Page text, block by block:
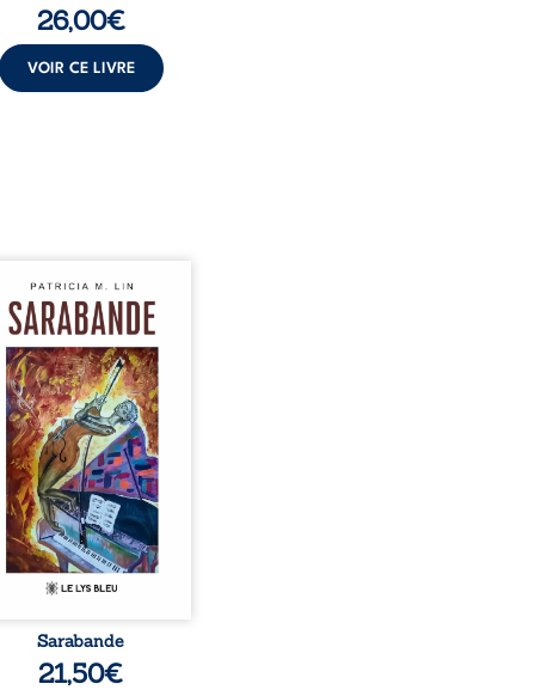
26,00€
VOIR CE LIVRE
crépitants de l’été,
le silence ouaté de la
en hiver, Au cours de
pâles, Dans la clarté
de la lune, Rêves,
révoltes et espoirs…
s’assemblent, colorés,
aux règles de la
mais chantant en
Ils forment une
passionnée souvent,
Sarabande
21,50€